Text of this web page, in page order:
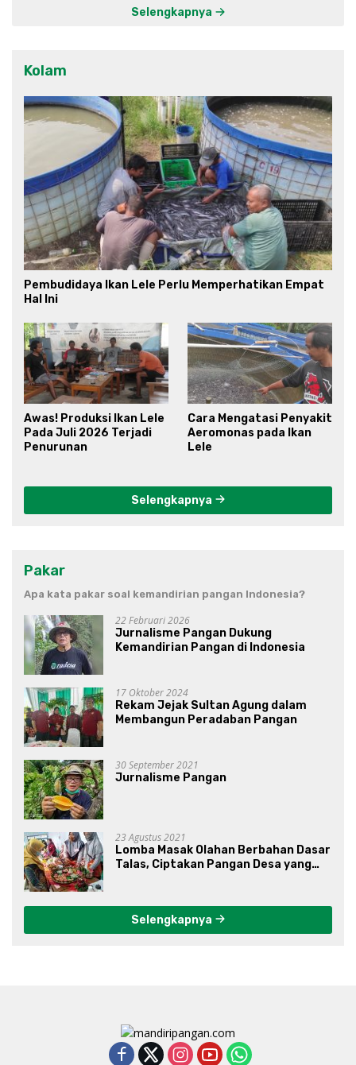
Selengkapnya
Kolam
Pembudidaya Ikan Lele Perlu Memperhatikan Empat
Hal Ini
Awas! Produksi Ikan Lele
Pada Juli 2026 Terjadi
Penurunan
Cara Mengatasi Penyakit
Aeromonas pada Ikan
Lele
Selengkapnya
Pakar
Apa kata pakar soal kemandirian pangan Indonesia?
22 Februari 2026
Jurnalisme Pangan Dukung
Kemandirian Pangan di Indonesia
17 Oktober 2024
Rekam Jejak Sultan Agung dalam
Membangun Peradaban Pangan
30 September 2021
Jurnalisme Pangan
23 Agustus 2021
Lomba Masak Olahan Berbahan Dasar
Talas, Ciptakan Pangan Desa yang
Selengkapnya